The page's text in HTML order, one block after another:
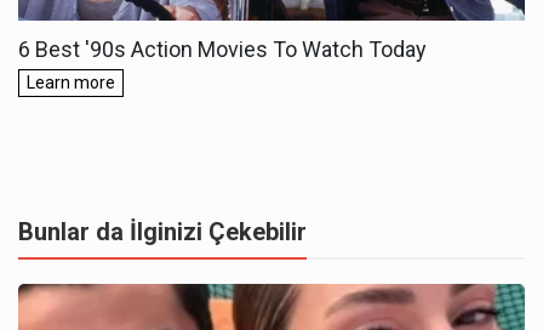
Bunlar da İlginizi Çekebilir